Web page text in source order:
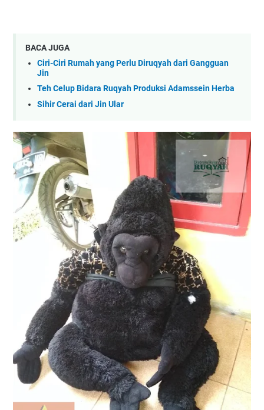
BACA JUGA
Ciri-Ciri Rumah yang Perlu Diruqyah dari Gangguan
Jin
Teh Celup Bidara Ruqyah Produksi Adamssein Herba
Sihir Cerai dari Jin Ular